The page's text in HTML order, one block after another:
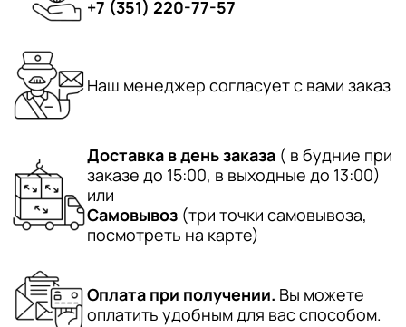
+7 (351) 220-77-57
Наш менеджер согласует с вами заказ
Доставка в день заказа ( в будние при
заказе до 15:00, в выходные до 13:00)
или
Самовывоз (три точки самовывоза,
посмотреть на карте)
Оплата при получении. Вы можете
оплатить удобным для вас способом.